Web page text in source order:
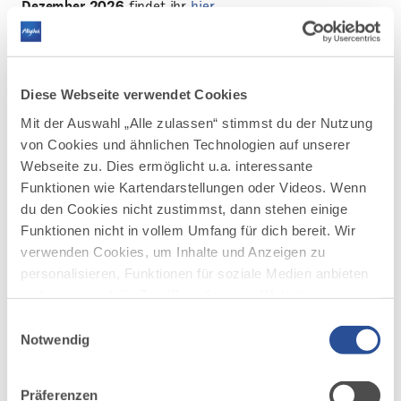
Diese Webseite verwendet Cookies
Mit der Auswahl „Alle zulassen“ stimmst du der Nutzung
von Cookies und ähnlichen Technologien auf unserer
Webseite zu. Dies ermöglicht u.a. interessante
Funktionen wie Kartendarstellungen oder Videos. Wenn
du den Cookies nicht zustimmst, dann stehen einige
Funktionen nicht in vollem Umfang für dich bereit. Wir
verwenden Cookies, um Inhalte und Anzeigen zu
personalisieren, Funktionen für soziale Medien anbieten
deiner Verwendung unserer Website an unsere Partner
Notwendig
Präferenzen
Dezember 2026 findet ihr hier
Das
Dezember 2026
Dezember 2026 findet ihrhier
DasTagesprogramm vom Freitag, 11.
Dezember 2026findet ihr hier
DasTagesprogramm vom Samstag, 12.
Dezember 2026findet ihrhier
DasTagesprogramm vom Sonntag, 13.
Dezember 2026 findet ihr hier